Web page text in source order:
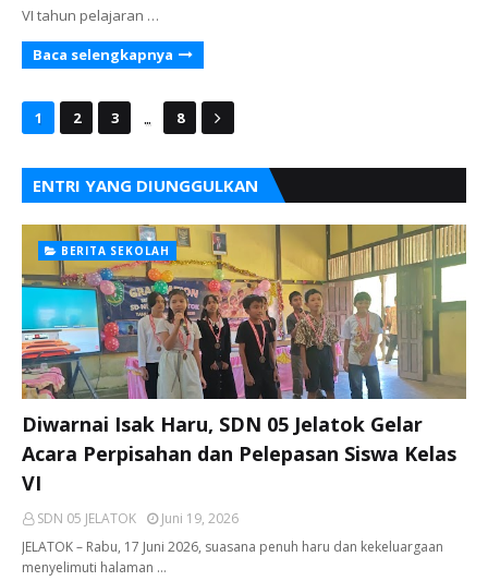
VI tahun pelajaran …
Baca selengkapnya
1 2 3 ... 8
ENTRI YANG DIUNGGULKAN
BERITA SEKOLAH
Diwarnai Isak Haru, SDN 05 Jelatok Gelar
Acara Perpisahan dan Pelepasan Siswa Kelas
VI
SDN 05 JELATOK
Juni 19, 2026
JELATOK – Rabu, 17 Juni 2026, suasana penuh haru dan kekeluargaan
menyelimuti halaman …